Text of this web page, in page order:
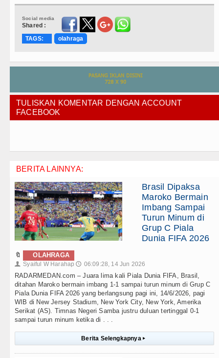
Social media
Shared :
TAGS:
olahraga
TULISKAN KOMENTAR DENGAN ACCOUNT
FACEBOOK
BERITA LAINNYA:
Brasil Dipaksa
Maroko Bermain
Imbang Sampai
Turun Minum di
Grup C Piala
Dunia FIFA 2026
🔖 OLAHRAGA
👤 Syaiful W Harahap 🕔 06:09:28, 14 Jun 2026
RADARMEDAN.com – Juara lima kali Piala Dunia FIFA, Brasil,
ditahan Maroko bermain imbang 1-1 sampai turun minum di Grup C
Piala Dunia FIFA 2026 yang berlangsung pagi ini, 14/6/2026, pagi
WIB di New Jersey Stadium, New York City, New York, Amerika
Serikat (AS). Timnas Negeri Samba justru duluan tertinggal 0-1
sampai turun minum ketika di . . .
Berita Selengkapnya ▸